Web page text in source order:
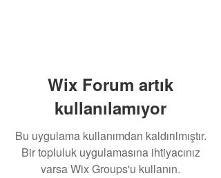
Wix Forum artık
kullanılamıyor
Bu uygulama kullanımdan kaldırılmıştır.
Bir topluluk uygulamasına ihtiyacınız
varsa Wix Groups'u kullanın.